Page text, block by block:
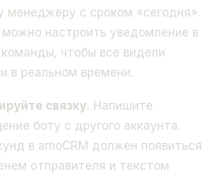
менеджеру с сроком «сегодня».
настроить уведомление в
чтобы все видели
в реальном времени.
связку. Напишите
боту с другого аккаунта.
в amoCRM должен появиться
отправителя и текстом